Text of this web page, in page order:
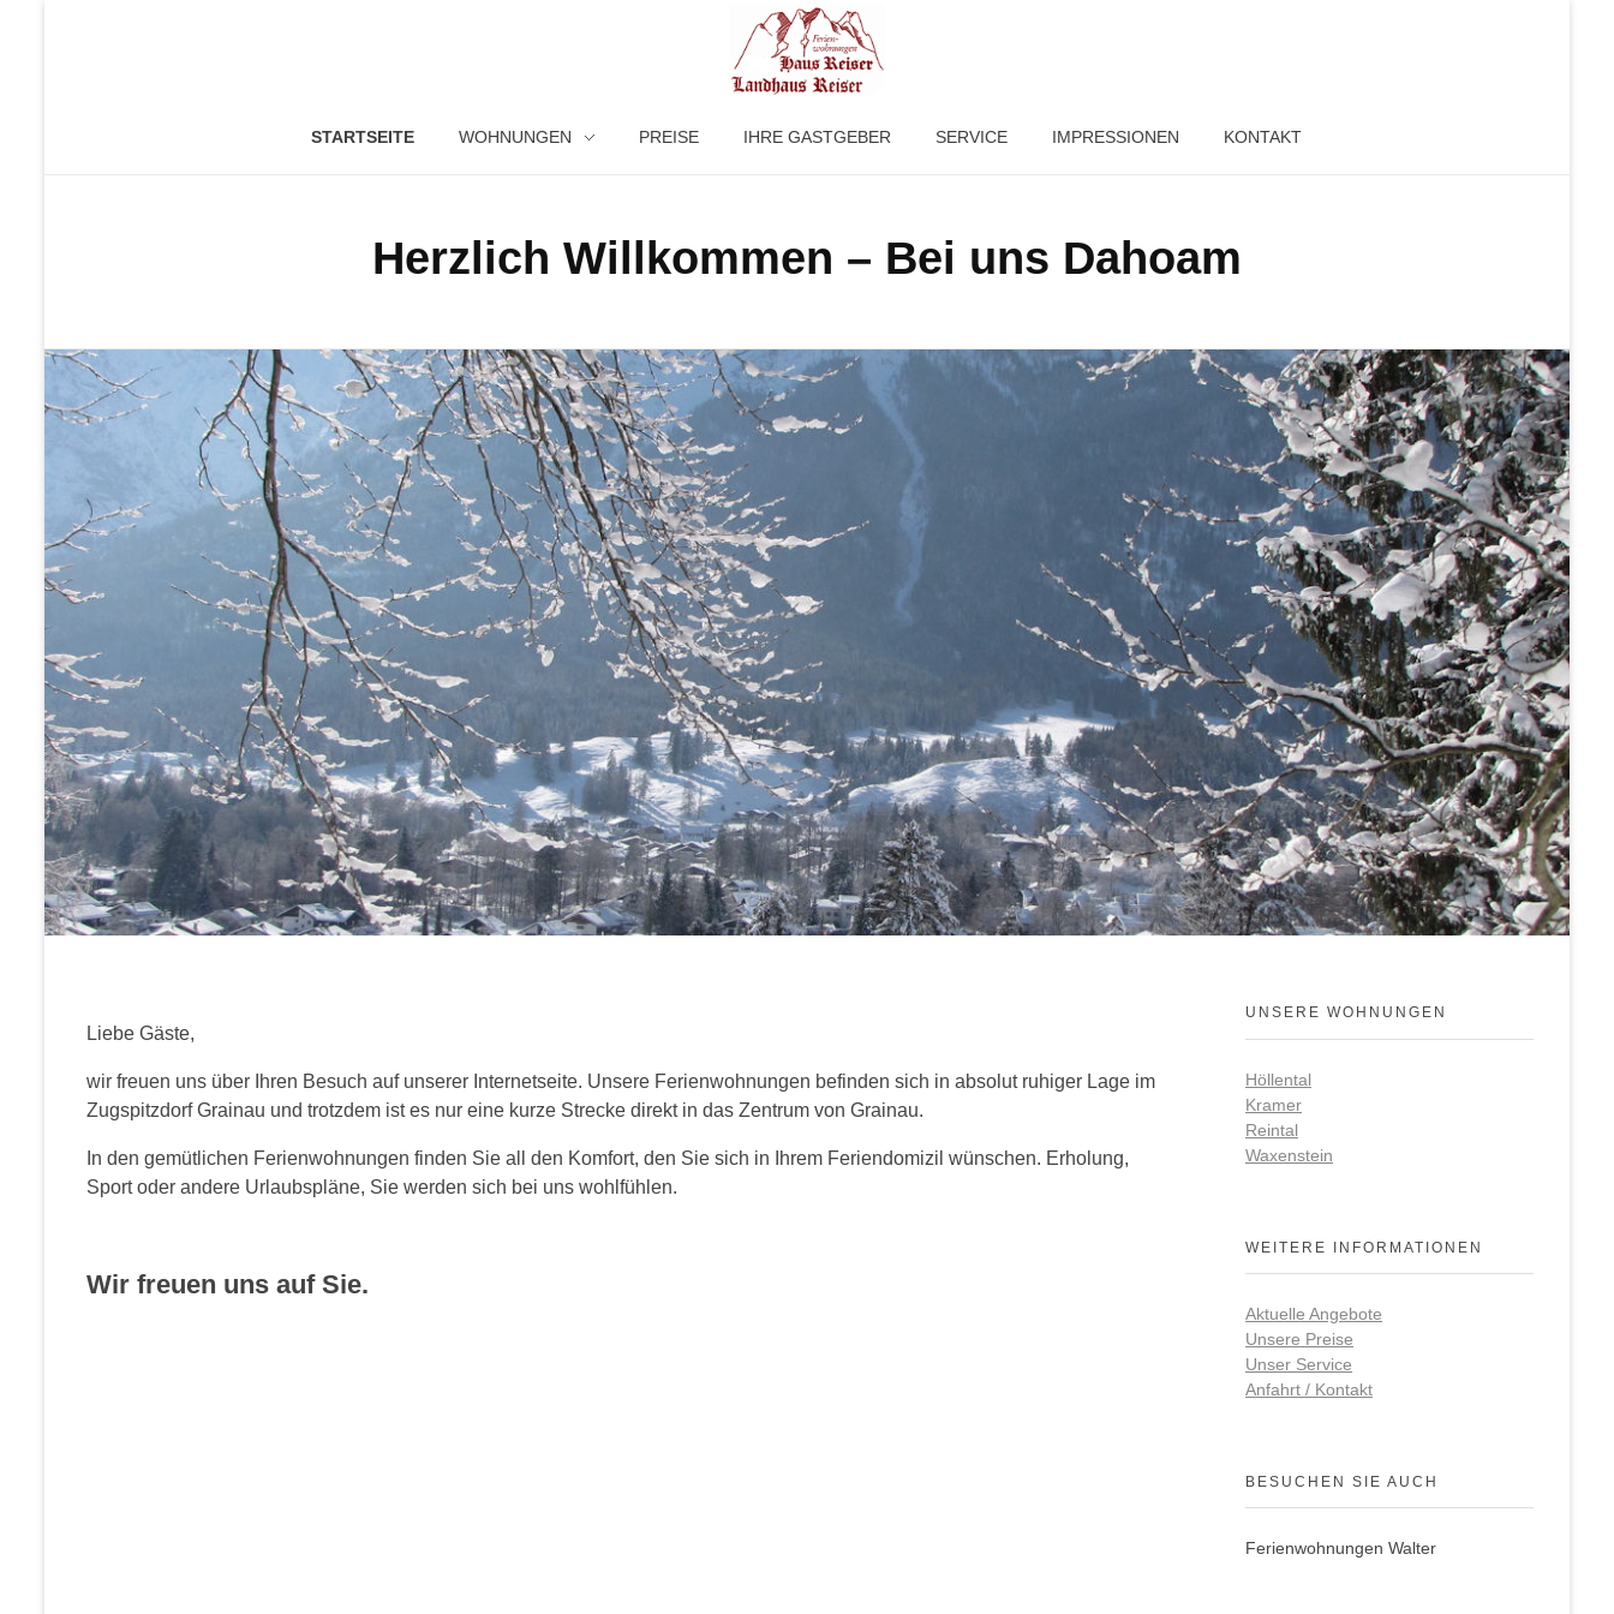
STARTSEITE WOHNUNGEN PREISE IHRE GASTGEBER SERVICE IMPRESSIONEN KONTAKT
Herzlich Willkommen – Bei uns Dahoam
Liebe Gäste,
wir freuen uns über Ihren Besuch auf unserer Internetseite. Unsere Ferienwohnungen befinden sich in absolut ruhiger Lage im
Zugspitzdorf Grainau und trotzdem ist es nur eine kurze Strecke direkt in das Zentrum von Grainau.
In den gemütlichen Ferienwohnungen finden Sie all den Komfort, den Sie sich in Ihrem Feriendomizil wünschen. Erholung,
Sport oder andere Urlaubspläne, Sie werden sich bei uns wohlfühlen.
Wir freuen uns auf Sie.
UNSERE WOHNUNGEN
Höllental
Kramer
Reintal
Waxenstein
WEITERE INFORMATIONEN
Aktuelle Angebote
Unsere Preise
Unser Service
Anfahrt / Kontakt
BESUCHEN SIE AUCH
Ferienwohnungen Walter